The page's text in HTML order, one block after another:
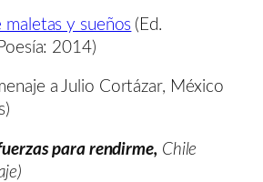
maletas y sueños (Ed.
2014)
a Julio Cortázar, México
para rendirme, Chile